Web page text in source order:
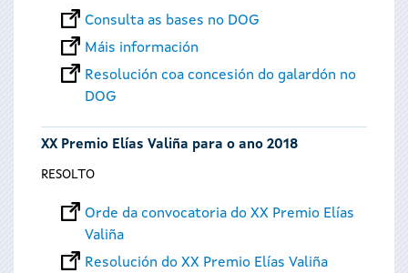
Consulta as bases no DOG
Máis información
Resolución coa concesión do galardón no
DOG
XX Premio Elías Valiña para o ano 2018
RESOLTO
Orde da convocatoria do XX Premio Elías
Valiña
Resolución do XX Premio Elías Valiña